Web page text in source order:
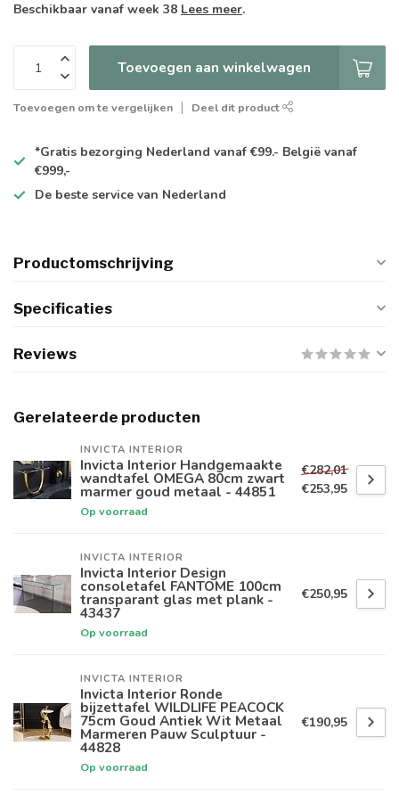
Beschikbaar vanaf week 38 Lees meer.
Toevoegen aan winkelwagen
Toevoegen om te vergelijken Deel dit product
*Gratis bezorging Nederland vanaf €99.- België vanaf
€999,-
De beste service van Nederland
Productomschrijving
Specificaties
Reviews
Gerelateerde producten
INVICTA INTERIOR
Invicta Interior Handgemaakte
wandtafel OMEGA 80cm zwart
marmer goud metaal - 44851
Op voorraad
€282,01
€253,95
INVICTA INTERIOR
Invicta Interior Design
consoletafel FANTOME 100cm
transparant glas met plank -
43437
Op voorraad
€250,95
INVICTA INTERIOR
Invicta Interior Ronde
bijzettafel WILDLIFE PEACOCK
75cm Goud Antiek Wit Metaal
Marmeren Pauw Sculptuur -
44828
Op voorraad
€190,95